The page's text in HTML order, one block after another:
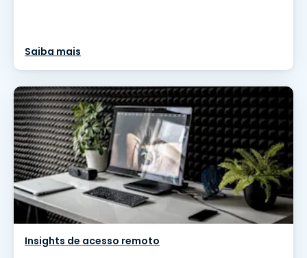
Saiba mais
Insights de acesso remoto